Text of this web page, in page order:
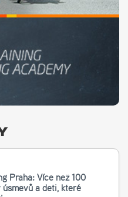
Praha: Více než 100
a děti, které